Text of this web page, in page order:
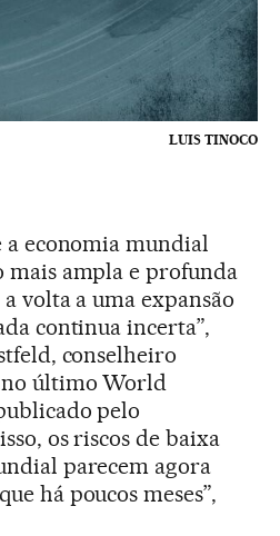
LUIS TINOCO
a economia mundial
mais ampla e profunda
volta a uma expansão
continua incerta”,
conselheiro
último World
pelo
os riscos de baixa
parecem agora
há poucos meses”,